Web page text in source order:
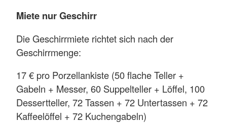
Miete nur Geschirr
Die Geschirrmiete richtet sich nach der
Geschirrmenge:
17 € pro Porzellankiste (50 flache Teller +
Gabeln + Messer, 60 Suppelteller + Löffel, 100
Dessertteller, 72 Tassen + 72 Untertassen + 72
Kaffeelöffel + 72 Kuchengabeln)